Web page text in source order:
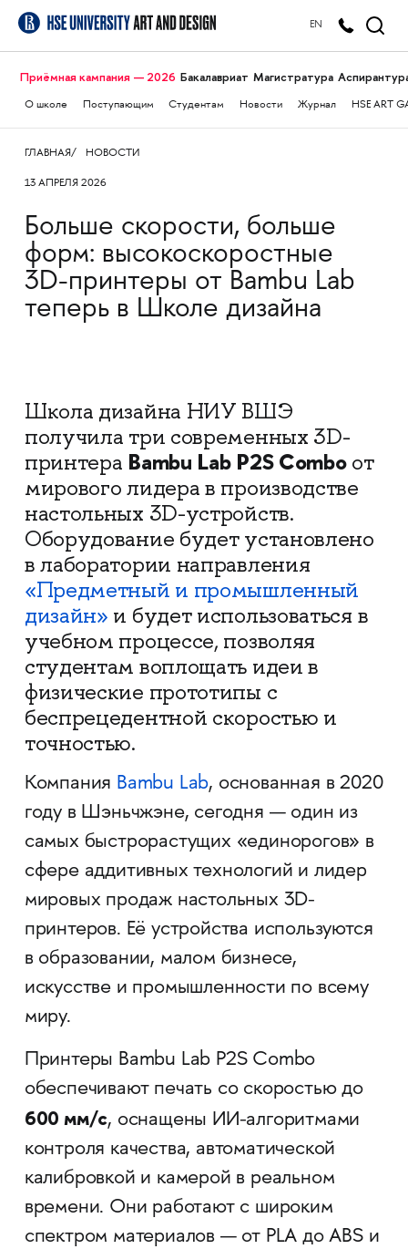
EN
Приёмная кампания — 2026 Бакалавриат Магистратура
О школе Поступающим Студентам Новости Журнал HSE ART
ГЛАВНАЯ НОВОСТИ
13 АПРЕЛЯ 2026
Больше скорости, больше
форм: высокоскоростные
3D-принтеры от Bambu Lab
теперь в Школе дизайна
Школа дизайна НИУ ВШЭ
получила три современных 3D-
принтера Bambu Lab P2S Comboот
мирового лидера в производстве
настольных 3D-устройств.
Оборудование будет установлено
в лаборатории направления
«Предметный и промышленный
дизайн» и будет использоваться в
учебном процессе, позволяя
студентам воплощать идеи в
физические прототипы с
беспрецедентной скоростью и
точностью.
Компания Bambu Lab, основанная в 2020
году в Шэньчжэне, сегодня — один из
самых быстрорастущих «единорогов» в
сфере аддитивных технологий и лидер
мировых продаж настольных 3D-
принтеров. Её устройства используются
в образовании, малом бизнесе,
искусстве и промышленности по всему
миру.
Принтеры Bambu Lab P2S Combo
обеспечивают печать со скоростью до
600 мм/с, оснащены ИИ-алгоритмами
контроля качества, автоматической
калибровкой и камерой в реальном
времени. Они работают с широким
спектром материалов — от PLA до ABS и